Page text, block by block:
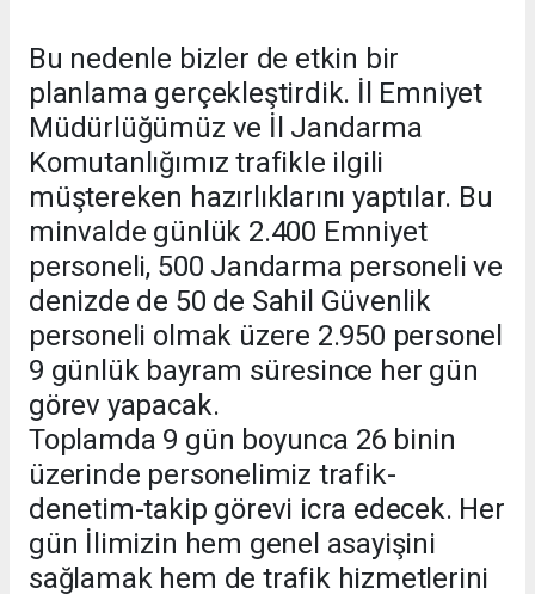
Bu nedenle bizler de etkin bir
planlama gerçekleştirdik. İl Emniyet
Müdürlüğümüz ve İl Jandarma
Komutanlığımız trafikle ilgili
müştereken hazırlıklarını yaptılar. Bu
minvalde günlük 2.400 Emniyet
personeli, 500 Jandarma personeli ve
denizde de 50 de Sahil Güvenlik
personeli olmak üzere 2.950 personel
9 günlük bayram süresince her gün
görev yapacak.
Toplamda 9 gün boyunca 26 binin
üzerinde personelimiz trafik-
denetim-takip görevi icra edecek. Her
gün İlimizin hem genel asayişini
sağlamak hem de trafik hizmetlerini